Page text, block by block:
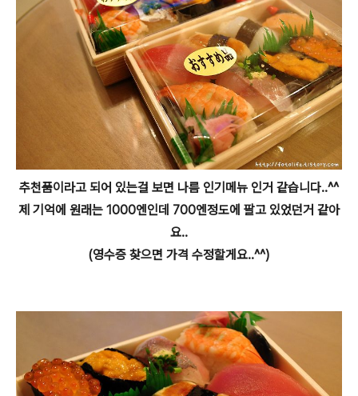
추천품이라고 되어 있는걸 보면 나름 인기메뉴 인거 같습니다..^^
제 기억에 원래는 1000엔인데 700엔정도에 팔고 있었던거 같아
요..
(영수증 찾으면 가격 수정할게요..^^)